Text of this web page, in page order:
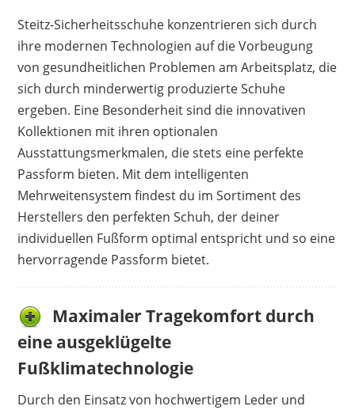
eine gute Figur, sodass die RezensentInnen das
Preis-Leistungs-Verhältnis als sehr gut
bezeichnen. Auch bei diesem Modell bleiben
kritische Stimmen gänzlich aus, sodass eine
klare Kaufempfehlung gegeben ist, wenn du
einen leichten S1-Schuh in modischen Farben
suchst.
Vorteile
extrem bequem
sportliches Design
Preis-Leistungs-Verhältnis top
keine bekannt
Steitz-Sicherheitsschuhe konzentrieren sich durch
ihre modernen Technologien auf die Vorbeugung
von gesundheitlichen Problemen am Arbeitsplatz, die
sich durch minderwertig produzierte Schuhe
ergeben. Eine Besonderheit sind die innovativen
Kollektionen mit ihren optionalen
Ausstattungsmerkmalen, die stets eine perfekte
Passform bieten. Mit dem intelligenten
Mehrweitensystem findest du im Sortiment des
Herstellers den perfekten Schuh, der deiner
individuellen Fußform optimal entspricht und so eine
hervorragende Passform bietet.
Maximaler Tragekomfort durch
eine ausgeklügelte
Fußklimatechnologie
Durch den Einsatz von hochwertigem Leder und